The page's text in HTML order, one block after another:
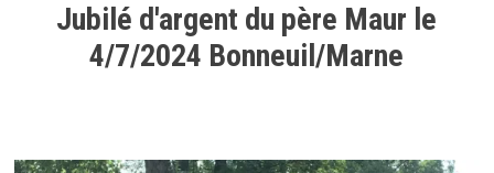
Jubilé d'argent du père Maur le
4/7/2024 Bonneuil/Marne